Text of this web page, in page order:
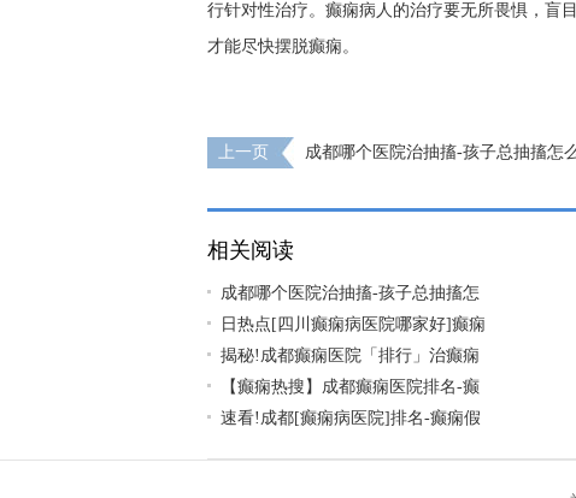
行针对性治疗。癫痫病人的治疗要无所畏惧，盲
才能尽快摆脱癫痫。
上一页
成都哪个医院治抽搐-孩子总抽搐怎
相关阅读
成都哪个医院治抽搐-孩子总抽搐怎
日热点[四川癫痫病医院哪家好]癫痫
揭秘!成都癫痫医院「排行」治癫痫
【癫痫热搜】成都癫痫医院排名-癫
速看!成都[癫痫病医院]排名-癫痫假